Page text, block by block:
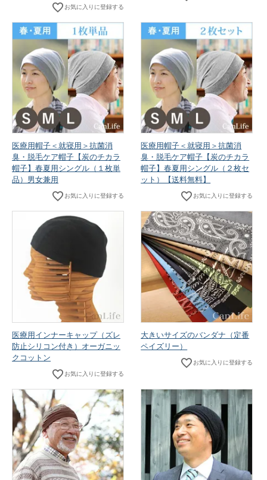
お気に入りに登録する
医療用帽子＜就寝用＞抗菌消
臭・脱毛ケア帽子【炭のチカラ
帽子】春夏用シングル（１枚単
品）男女兼用
お気に入りに登録する
医療用帽子＜就寝用＞抗菌消
臭・脱毛ケア帽子【炭のチカラ
帽子】春夏用シングル（２枚セ
ット）【送料無料】
お気に入りに登録する
医療用インナーキャップ（ズレ
防止シリコン付き）オーガニッ
クコットン
お気に入りに登録する
大きいサイズのバンダナ（定番
ペイズリー）
お気に入りに登録する